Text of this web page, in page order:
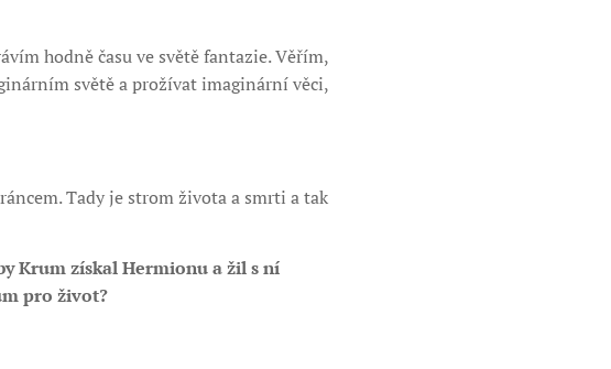
hodně času ve světě fantazie. Věřím,
světě a prožívat imaginární věci,
Tady je strom života a smrti a tak
Krum získal Hermionu a žil s ní
pro život?